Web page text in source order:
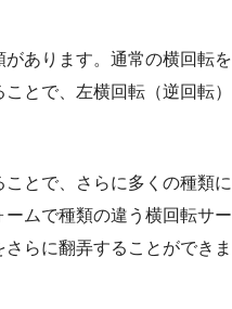
あります。通常の横回転を
とで、左横回転（逆回転）
とで、さらに多くの種類に
ムで種類の違う横回転サー
らに翻弄することができま